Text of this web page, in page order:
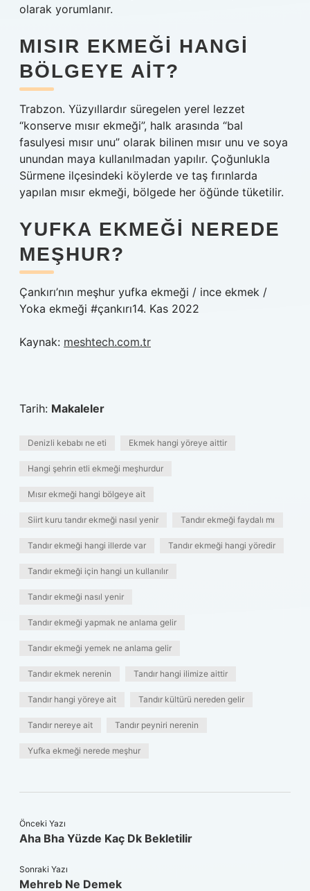
olarak yorumlanır.
MISIR EKMEĞI HANGI
BÖLGEYE AIT?
Trabzon. Yüzyıllardır süregelen yerel lezzet
“konserve mısır ekmeği”, halk arasında “bal
fasulyesi mısır unu” olarak bilinen mısır unu ve soya
unundan maya kullanılmadan yapılır. Çoğunlukla
Sürmene ilçesindeki köylerde ve taş fırınlarda
yapılan mısır ekmeği, bölgede her öğünde tüketilir.
YUFKA EKMEĞI NEREDE
MEŞHUR?
Çankırı’nın meşhur yufka ekmeği / ince ekmek /
Yoka ekmeği #çankırı14. Kas 2022
Kaynak: meshtech.com.tr
Tarih: Makaleler
Denizli kebabı ne eti Ekmek hangi yöreye aittir
Hangi şehrin etli ekmeği meşhurdur
Mısır ekmeği hangi bölgeye ait
Siirt kuru tandır ekmeği nasıl yenir Tandır ekmeği faydalı mı
Tandır ekmeği hangi illerde var Tandır ekmeği hangi yöredir
Tandır ekmeği için hangi un kullanılır
Tandır ekmeği nasıl yenir
Tandır ekmeği yapmak ne anlama gelir
Tandır ekmeği yemek ne anlama gelir
Tandır ekmek nerenin Tandır hangi ilimize aittir
Tandır hangi yöreye ait Tandır kültürü nereden gelir
Tandır nereye ait Tandır peyniri nerenin
Yufka ekmeği nerede meşhur
Önceki Yazı
Aha Bha Yüzde Kaç Dk Bekletilir
Sonraki Yazı
Mehreb Ne Demek